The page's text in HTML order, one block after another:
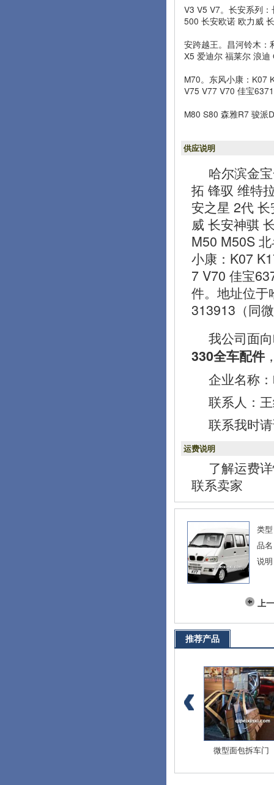
V3 V5 V7。长安系列
500 长安欧诺 欧力威
安跨越王。昌河铃木：
X5 爱迪尔 福莱尔 浪
M70。东风小康：K07
V75 V77 V70 佳宝
M80 S80 森雅R7 骏派
供应说明
哈尔滨金
拓 锋驭 维特
安之星 2代
威 长安神骐
M50 M50S
小康：K07
7 V70 佳宝
件。地址位于
313913（同
我公司面
330全车配件
企业名称
联系人：
联系我时
运费说明
了解运费
联系卖家
类
品
说
上
推荐产品
微型面包拆车门